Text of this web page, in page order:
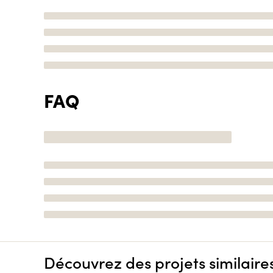
FAQ
Découvrez des projets